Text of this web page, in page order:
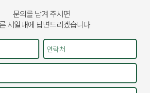
문의를 남겨 주시면
시일내에 답변드리겠습니다